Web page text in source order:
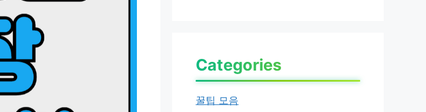
Categories
꿀팁 모음